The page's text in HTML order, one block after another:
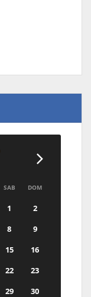
SAB DOM
1
2
8
9
15
16
22
23
29
30